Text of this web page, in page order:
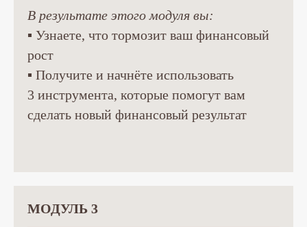
В результате этого модуля вы:
▪ Узнаете, что тормозит ваш финансовый
рост
▪ Получите и начнёте использовать
3 инструмента, которые помогут вам
сделать новый финансовый результат
МОДУЛЬ 3